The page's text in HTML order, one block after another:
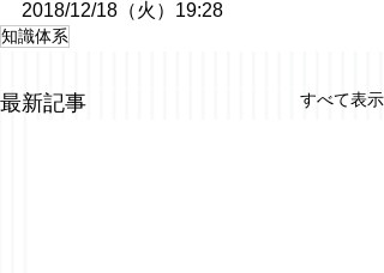
2018/12/18（火）19:28
知識体系
最新記事 すべて表示